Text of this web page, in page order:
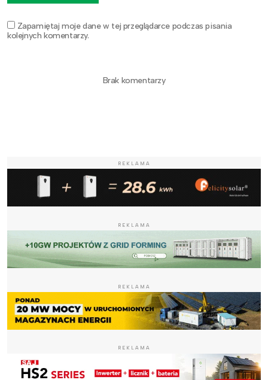
Zapamiętaj moje dane w tej przeglądarce podczas pisania
kolejnych komentarzy.
Brak komentarzy
REKLAMA
REKLAMA
REKLAMA
REKLAMA